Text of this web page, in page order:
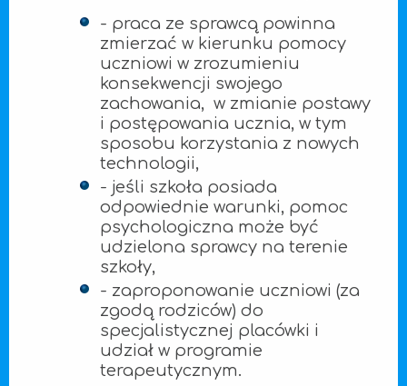
- praca ze sprawcą powinna
zmierzać w kierunku pomocy
uczniowi w zrozumieniu
konsekwencji swojego
zachowania, w zmianie postawy
i postępowania ucznia, w tym
sposobu korzystania z nowych
technologii,
- jeśli szkoła posiada
odpowiednie warunki, pomoc
psychologiczna może być
udzielona sprawcy na terenie
szkoły,
- zaproponowanie uczniowi (za
zgodą rodziców) do
specjalistycznej placówki i
udział w programie
terapeutycznym.